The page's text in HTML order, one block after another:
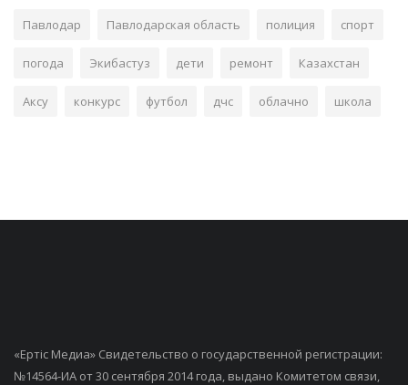
Павлодар Павлодарская область полиция спорт
погода Экибастуз дети ремонт Казахстан
Аксу конкурс футбол дчс облачно школа
«Ертiс Медиа» Свидетельство о государственной регистрации:
№14564-ИА от 30 сентября 2014 года, выдано Комитетом связи,